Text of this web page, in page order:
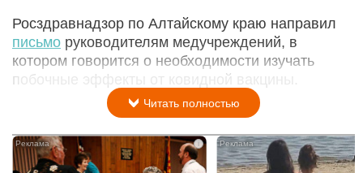
Росздравнадзор по Алтайскому краю направил
письмо руководителям медучреждений, в
котором говорится о необходимости изучать
побочные эффекты от ковидной вакцины.
Читать полностью